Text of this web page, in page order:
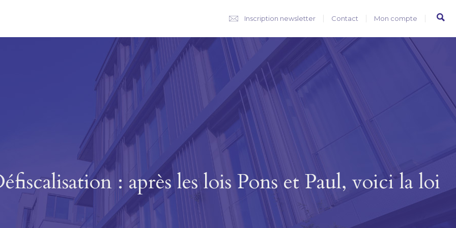
Inscription newsletter Contact Mon compte
: après les lois Pons et Paul, voici la loi